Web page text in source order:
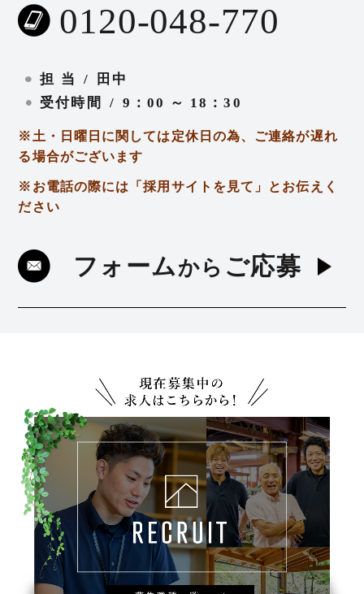
0120-048-770
担 当
田中
受付時間
9：00 ～ 18：30
※土・日曜日に関しては定休日の為、ご連絡が遅れ
る場合がございます
※お電話の際には「採用サイトを見て」とお伝えく
ださい
フォームから ご応募